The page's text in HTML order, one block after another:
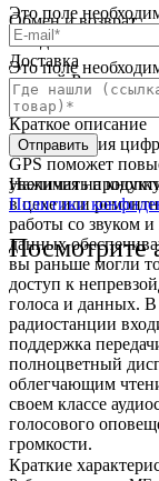
Это поле
Это поле
Отправить
Нажимая на
Политики
Посмотрите
Обмен и возврат
2 недели
Доставка
по всей России
Сейчас этот товар
Краткое описание
Радиостанция
GPS поможет
увеличить
в цехе или
работы со звуком
данных
вы раньше могли
доступ к
голоса и данных. В
радиостанции
поддержка
полноцветный
облегчающим
своем классе
голосового
громкости.
Краткие